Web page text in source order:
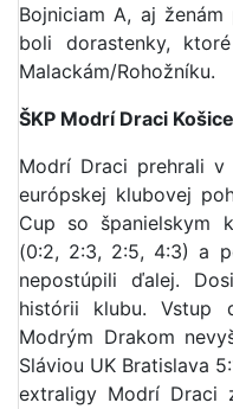
Bojniciam A, aj ženám
boli dorastenky,
Malackám/Rohožníku.
ŠKP Modrí Draci Košice
Modrí Draci prehrali
európskej klubovej
Cup so španielskym
(0:2, 2:3, 2:5, 4:3) a
nepostúpili ďalej.
histórii klubu. Vstup
Modrým Drakom
Sláviou UK Bratislava
extraligy Modrí Draci